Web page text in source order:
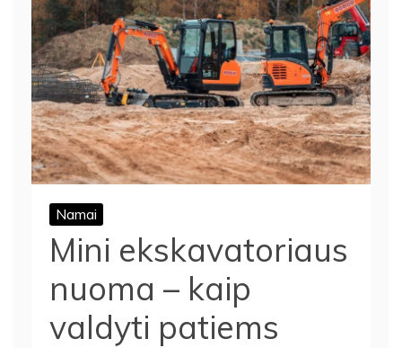
Namai
Mini ekskavatoriaus
nuoma – kaip
valdyti patiems